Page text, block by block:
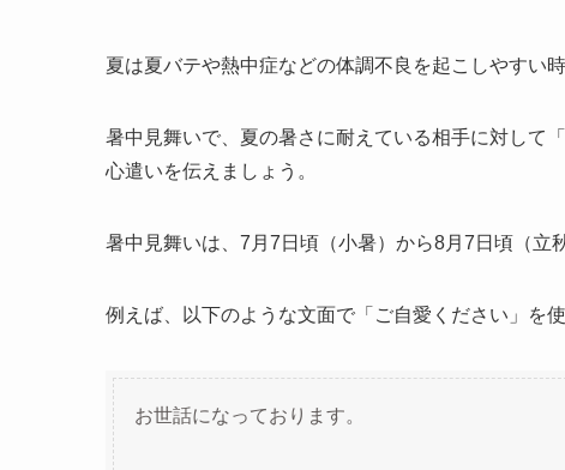
夏は夏バテや熱中症などの体調不良を起こしやすい時
暑中見舞いで、夏の暑さに耐えている相手に対して
心遣いを伝えましょう。
暑中見舞いは、7月7日頃（小暑）から8月7日頃（立
例えば、以下のような文面で「ご自愛ください」を
お世話になっております。